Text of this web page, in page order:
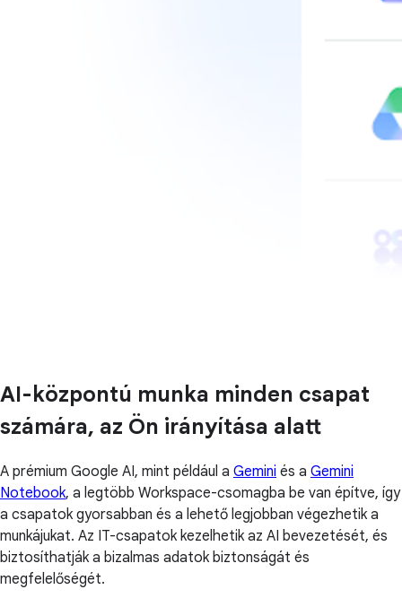
AI-központú munka minden csapat
számára, az Ön irányítása alatt
A prémium Google AI, mint például a Gemini és a Gemini
Notebook, a legtöbb Workspace-csomagba be van építve, így
a csapatok gyorsabban és a lehető legjobban végezhetik a
munkájukat. Az IT-csapatok kezelhetik az AI bevezetését, és
biztosíthatják a bizalmas adatok biztonságát és
megfelelőségét.